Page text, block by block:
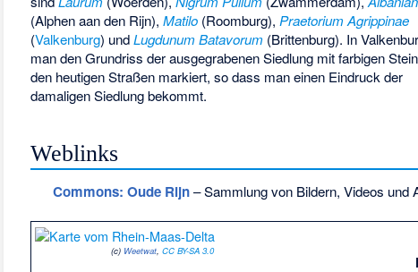
(Alphen aan den Rijn),Matilo (Roomburg),Praetorium Agrippinae
(Valkenburg) undLugdunum Batavorum (Brittenburg). In
man den Grundriss der ausgegrabenen Siedlung mit farbigen
den heutigen Straßen markiert, so dass man einen Eindruck der
damaligen Siedlung bekommt.
Weblinks
Commons: Oude Rijn– Sammlung von Bildern, Videos und
(c) Weetwat ,CC BY-SA 3.0